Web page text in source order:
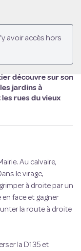
avoir accès hors
découvre sur son
jardins à
rues du vieux
Au calvaire,
le virage,
à droite par un
face et gagner
la route à droite
la D135 et